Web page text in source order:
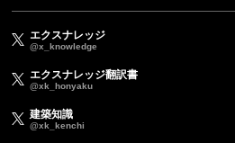
エクスナレッジ
@x_knowledge
エクスナレッジ翻訳書
@xk_honyaku
建築知識
@xk_kenchi